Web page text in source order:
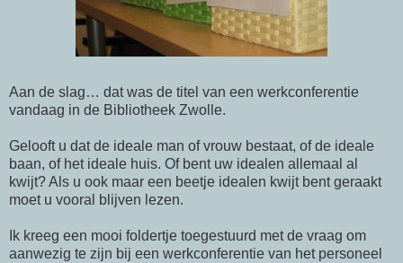
Aan de slag… dat was de titel van een werkconferentie
vandaag in de Bibliotheek Zwolle.
Gelooft u dat de ideale man of vrouw bestaat, of de ideale
baan, of het ideale huis. Of bent uw idealen allemaal al
kwijt? Als u ook maar een beetje idealen kwijt bent geraakt
moet u vooral blijven lezen.
Ik kreeg een mooi foldertje toegestuurd met de vraag om
aanwezig te zijn bij een werkconferentie van het personeel